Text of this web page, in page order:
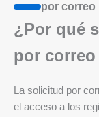
por correo
¿Por qué
por
La solicitud por
el acceso a los